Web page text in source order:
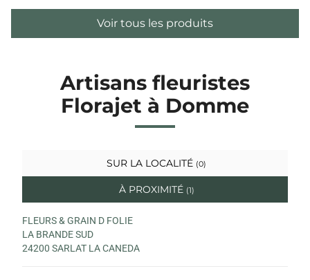
Voir tous les produits
Artisans fleuristes
Florajet à Domme
SUR LA LOCALITÉ (0)
À PROXIMITÉ (1)
FLEURS & GRAIN D FOLIE
LA BRANDE SUD
24200 SARLAT LA CANEDA